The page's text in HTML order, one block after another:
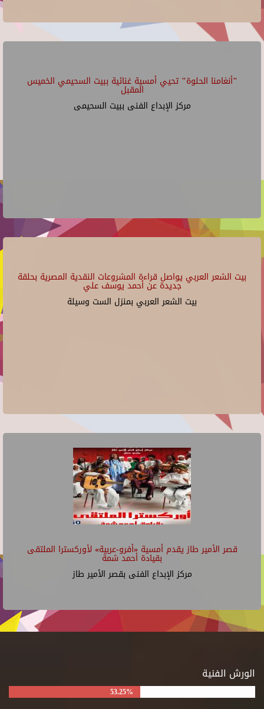
"أنغامنا الحلوة" تحيي أمسية غنائية ببيت السحيمي الخميس
المقبل
مركز الإبداع الفنى ببيت السحيمى
بيت الشعر العربي يواصل قراءة المشروعات النقدية المصرية بحلقة
جديدة عن أحمد يوسف علي
بيت الشعر العربي بمنزل الست وسيلة
قصر الأمير طاز يقدم أمسية «أفرو-عربية» لأوركسترا الملتقى
بقيادة أحمد شمة
مركز الإبداع الفنى بقصر الأمير طاز
الورش الفنية
53.25%